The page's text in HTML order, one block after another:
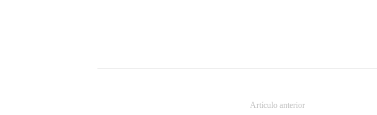
Artículo anterior